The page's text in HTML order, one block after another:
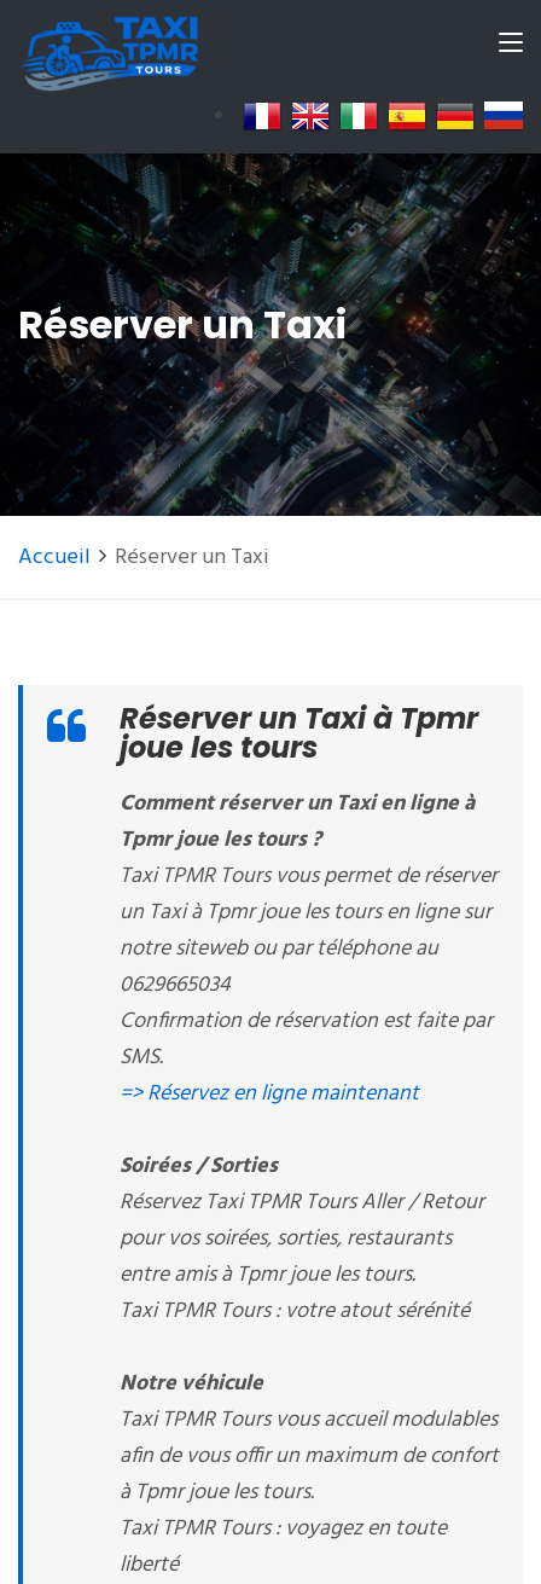
Réserver un Taxi
Accueil Réserver un Taxi
Réserver un Taxi à Tpmr
joue les tours
Comment réserver un Taxi en ligne à
Tpmr joue les tours ?
Taxi TPMR Tours vous permet de réserver
un Taxi à Tpmr joue les tours en ligne sur
notre siteweb ou par téléphone au
0629665034
Confirmation de réservation est faite par
SMS.
=> Réservez en ligne maintenant
Soirées / Sorties
Réservez Taxi TPMR Tours Aller / Retour
pour vos soirées, sorties, restaurants
entre amis à Tpmr joue les tours.
Taxi TPMR Tours : votre atout sérénité
Notre véhicule
Taxi TPMR Tours vous accueil modulables
afin de vous offir un maximum de confort
à Tpmr joue les tours.
Taxi TPMR Tours : voyagez en toute
liberté